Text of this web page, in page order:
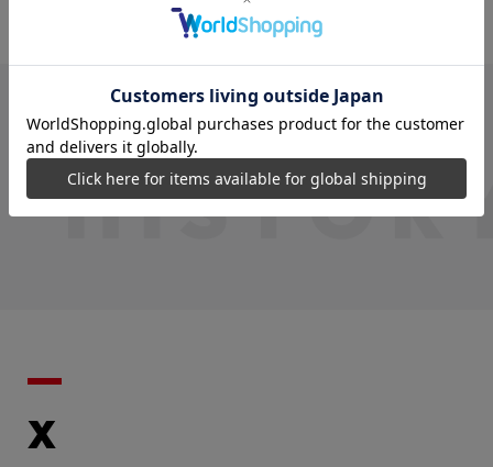
最近見た商品
最近見た商品がありません。
X